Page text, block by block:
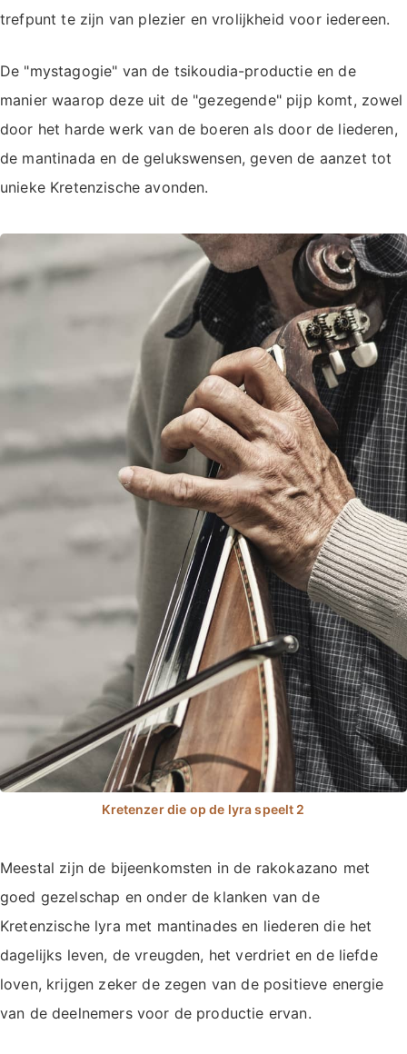
trefpunt te zijn van plezier en vrolijkheid voor iedereen.
De "mystagogie" van de tsikoudia-productie en de
manier waarop deze uit de "gezegende" pijp komt, zowel
door het harde werk van de boeren als door de liederen,
de mantinada en de gelukswensen, geven de aanzet tot
unieke Kretenzische avonden.
Meestal zijn de bijeenkomsten in de rakokazano met
goed gezelschap en onder de klanken van de
Kretenzische lyra met mantinades en liederen die het
dagelijks leven, de vreugden, het verdriet en de liefde
loven, krijgen zeker de zegen van de positieve energie
van de deelnemers voor de productie ervan.